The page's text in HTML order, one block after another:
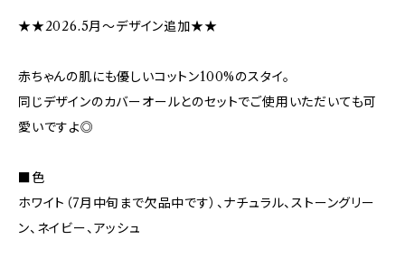
★★2026.5月〜デザイン追加★★
赤ちゃんの肌にも優しいコットン100%のスタイ。
同じデザインのカバーオールとのセットでご使用いただいても可
愛いですよ◎
■色
ホワイト（7月中旬まで欠品中です）、ナチュラル、ストーングリー
ン、ネイビー、アッシュ